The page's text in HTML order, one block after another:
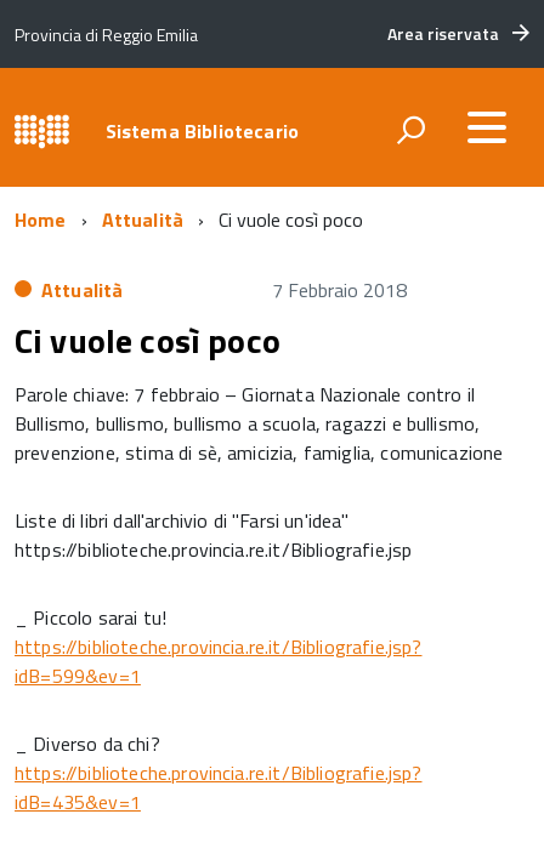
Provincia di Reggio Emilia Area riservata
Sistema Bibliotecario
Home Attualità Ci vuole così poco
Attualità 7 Febbraio 2018
Ci vuole così poco
Parole chiave: 7 febbraio – Giornata Nazionale contro il
Bullismo, bullismo, bullismo a scuola, ragazzi e bullismo,
prevenzione, stima di sè, amicizia, famiglia, comunicazione
Liste di libri dall'archivio di "Farsi un'idea"
https://biblioteche.provincia.re.it/Bibliografie.jsp
_ Piccolo sarai tu!
https://biblioteche.provincia.re.it/Bibliografie.jsp?
idB=599&ev=1
_ Diverso da chi?
https://biblioteche.provincia.re.it/Bibliografie.jsp?
idB=435&ev=1